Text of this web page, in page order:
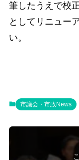
筆したうえで校
としてリニュー
い。
市議会・市政News